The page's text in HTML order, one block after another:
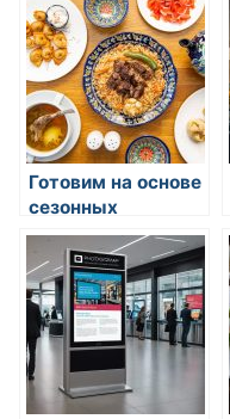
Готовим на основе
сезонных
продуктов